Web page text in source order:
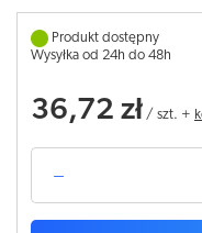
Produkt dostępny
Wysyłka od 24h do 48h
36,72 zł / szt. +